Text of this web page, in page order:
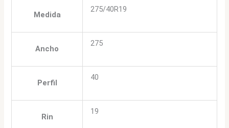
Medida
275/40R19
Ancho
275
Perfil
40
Rin
19